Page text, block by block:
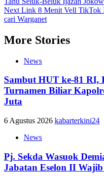
navigation
Next Link 8 Menit Vell TikTok
cari Warganet
More Stories
News
Sambut HUT ke-81 RI,
Turnamen Biliar
Juta
6 Agustus 2026 kabarterkini24
News
Pj. Sekda Wasuok
Jabatan Eselon II